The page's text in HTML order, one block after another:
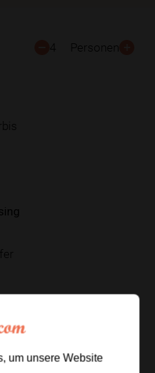
4 Personen
um unsere Website